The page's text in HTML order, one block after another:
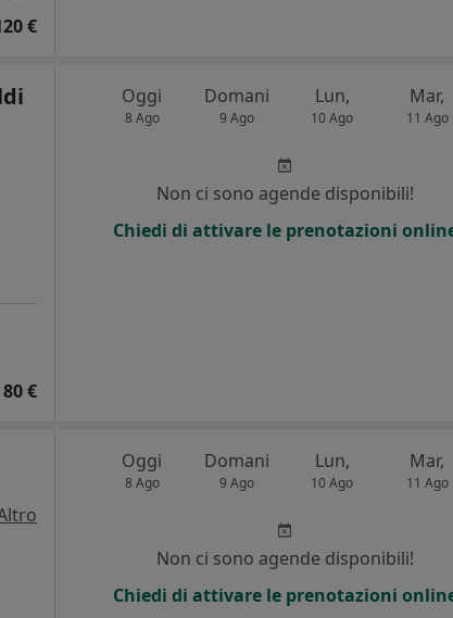
€
80 €
Oggi
8 Ago
Domani
9 Ago
Lun,
10 Ago
Mar,
11 Ago
Non ci sono agende disponibili!
Chiedi di attivare le prenotazioni
Oggi
8 Ago
Domani
9 Ago
Lun,
10 Ago
Mar,
11 Ago
Non ci sono agende disponibili!
Chiedi di attivare le prenotazioni